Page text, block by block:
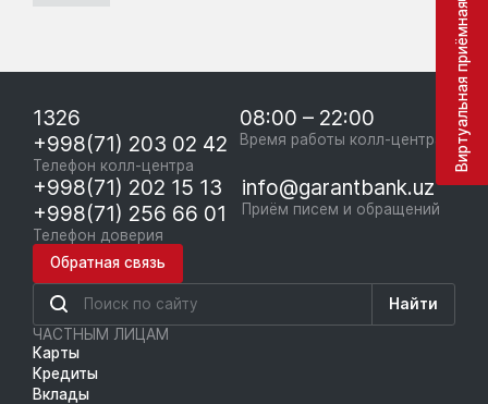
1326
+998(71) 203 02 42
Телефон колл-центра
08:00 – 22:00
Время работы колл-центра
+998(71) 202 15 13
+998(71) 256 66 01
Телефон доверия
info@garantbank.uz
Приём писем и обращений
Обратная связь
Найти
ЧАСТНЫМ ЛИЦАМ
Карты
Кредиты
Вклады
Виртуальная приёмная